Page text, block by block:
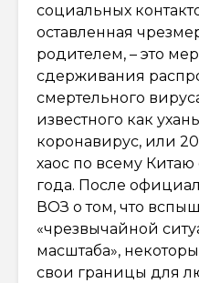
социальных
оставленная
родителем, – это
сдерживания
смертельного
известного как
коронавирус, или
хаос по всему
года. После
ВОЗ о том, что
«чрезвычайной
масштаба»,
свои границы для